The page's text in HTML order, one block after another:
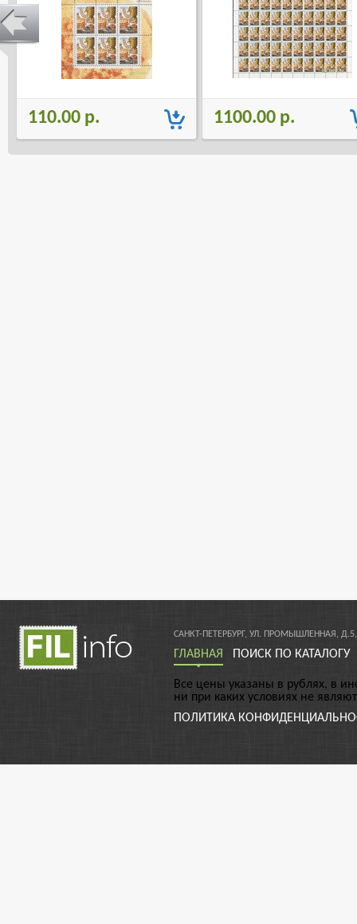
110.00 р. 1100.00 р.
САНКТ-ПЕТЕРБУРГ, УЛ. ПРОМЫШЛЕННАЯ,
ГЛАВНАЯ ПОИСК ПО КАТАЛОГУ
Все цены указаны в рублях, в
ни при каких условиях не
ПОЛИТИКА